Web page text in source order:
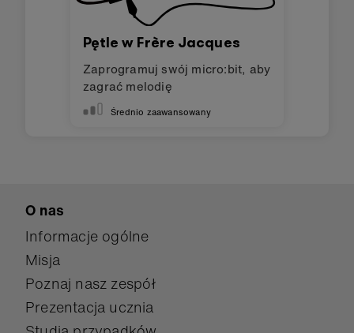
Pętle w Frère Jacques
Zaprogramuj swój micro:bit, aby
zagrać melodię
Średnio zaawansowany
O nas
Informacje ogólne
Misja
Poznaj nasz zespół
Prezentacja ucznia